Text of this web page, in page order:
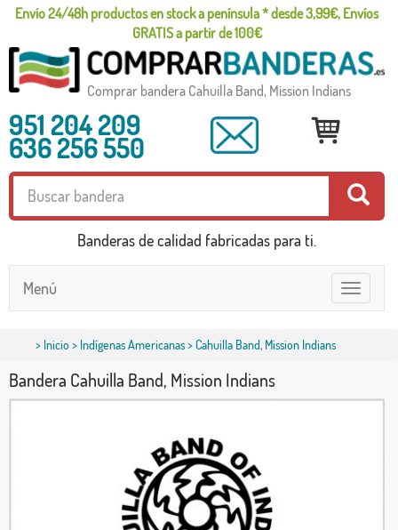
Envío 24/48h productos en stock a península * desde 3,99€, Envíos
GRATIS a partir de 100€
Comprar bandera Cahuilla Band, Mission Indians
951 204 209
636 256 550
Banderas de calidad fabricadas para ti.
Toggle
navigation
Menú
> Inicio> Indígenas Americanas> Cahuilla Band, Mission Indians
Bandera Cahuilla Band, Mission Indians